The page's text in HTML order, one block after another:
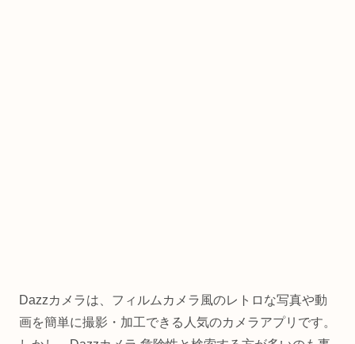
Dazzカメラは、フィルムカメラ風のレトロな写真や動
画を簡単に撮影・加工できる人気のカメラアプリです。